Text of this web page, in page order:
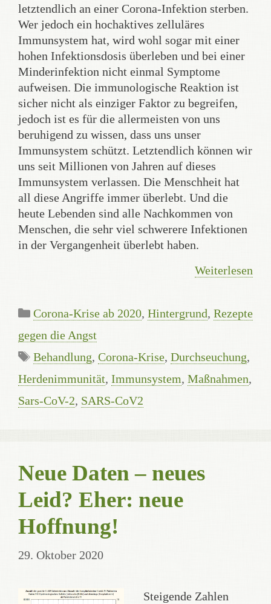
letztendlich an einer Corona-Infektion sterben.
Wer jedoch ein hochaktives zelluläres
Immunsystem hat, wird wohl sogar mit einer
hohen Infektionsdosis überleben und bei einer
Minderinfektion nicht einmal Symptome
aufweisen. Die immunologische Reaktion ist
sicher nicht als einziger Faktor zu begreifen,
jedoch ist es für die allermeisten von uns
beruhigend zu wissen, dass uns unser
Immunsystem schützt. Letztendlich können wir
uns seit Millionen von Jahren auf dieses
Immunsystem verlassen. Die Menschheit hat
all diese Angriffe immer überlebt. Und die
heute Lebenden sind alle Nachkommen von
Menschen, die sehr viel schwerere Infektionen
in der Vergangenheit überlebt haben.
Weiterlesen
Kategorien
Corona-Krise ab 2020, Hintergrund, Rezepte
gegen die Angst
Schlagwörter
Behandlung, Corona-Krise, Durchseuchung,
Herdenimmunität, Immunsystem, Maßnahmen,
Sars-CoV-2, SARS-CoV2
Neue Daten – neues
Leid? Eher: neue
Hoffnung!
29. Oktober 2020
Steigende Zahlen